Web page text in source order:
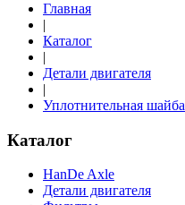
Главная
|
Каталог
|
Детали двигателя
|
Уплотнительная шайба
Каталог
HanDe Axle
Детали двигателя